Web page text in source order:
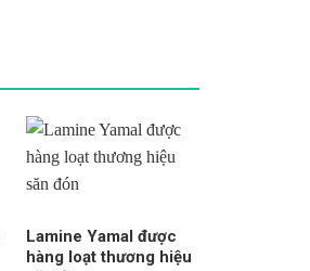
Lamine Yamal được
hàng loạt thương hiệu